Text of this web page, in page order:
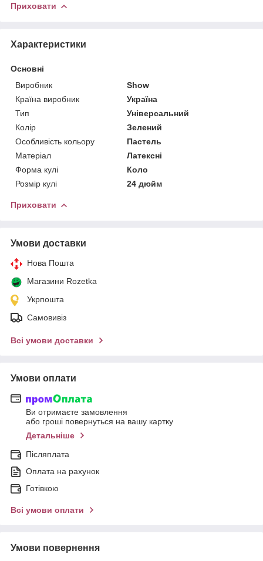
Приховати
Характеристики
Основні
Виробник
Show
Країна виробник
Україна
Тип
Універсальний
Колір
Зелений
Особливість кольору
Пастель
Матеріал
Латексні
Форма кулі
Коло
Розмір кулі
24 дюйм
Приховати
Умови доставки
Нова Пошта
Магазини Rozetka
Укрпошта
Самовивіз
Всі умови доставки
Умови оплати
Ви отримаєте замовлення
або гроші повернуться на вашу картку
Детальніше
Післяплата
Оплата на рахунок
Готівкою
Всі умови оплати
Умови повернення